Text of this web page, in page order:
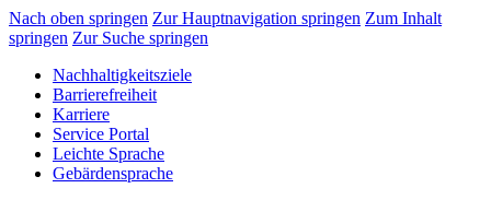
Nach oben springen Zur Hauptnavigation springen Zum Inhalt
springen Zur Suche springen
Nachhaltigkeitsziele
Barrierefreiheit
Karriere
Service Portal
Leichte Sprache
Gebärdensprache